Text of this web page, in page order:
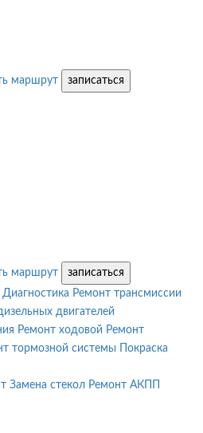
маршрут
записаться
маршрут
записаться
Диагностика Ремонт трансмиссии
двигателей
Ремонт ходовой Ремонт
тормозной системы
Покраска
Замена стекол Ремонт АКПП